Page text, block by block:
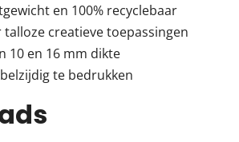
en 100% recyclebaar
talloze creatieve toepassingen
10 en 16 mm dikte
te bedrukken